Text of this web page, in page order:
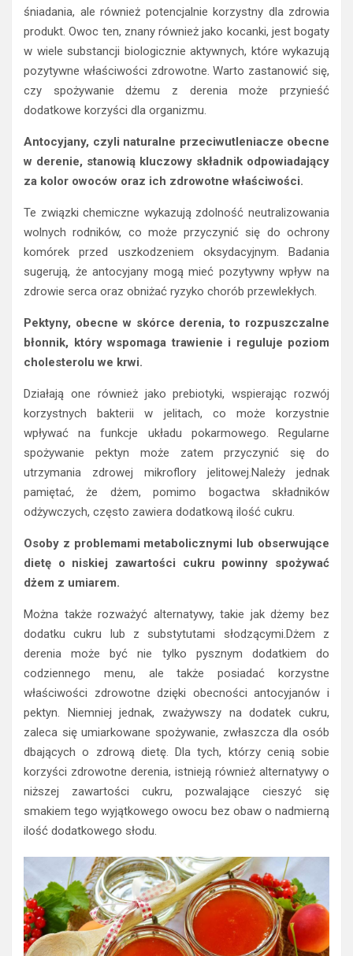
śniadania, ale również potencjalnie korzystny dla zdrowia
produkt. Owoc ten, znany również jako kocanki, jest bogaty
w wiele substancji biologicznie aktywnych, które wykazują
pozytywne właściwości zdrowotne. Warto zastanowić się,
czy spożywanie dżemu z derenia może przynieść
dodatkowe korzyści dla organizmu.
Antocyjany, czyli naturalne przeciwutleniacze obecne
w derenie, stanowią kluczowy składnik odpowiadający
za kolor owoców oraz ich zdrowotne właściwości.
Te związki chemiczne wykazują zdolność neutralizowania
wolnych rodników, co może przyczynić się do ochrony
komórek przed uszkodzeniem oksydacyjnym. Badania
sugerują, że antocyjany mogą mieć pozytywny wpływ na
zdrowie serca oraz obniżać ryzyko chorób przewlekłych.
Pektyny, obecne w skórce derenia, to rozpuszczalne
błonnik, który wspomaga trawienie i reguluje poziom
cholesterolu we krwi.
Działają one również jako prebiotyki, wspierając rozwój
korzystnych bakterii w jelitach, co może korzystnie
wpływać na funkcje układu pokarmowego. Regularne
spożywanie pektyn może zatem przyczynić się do
utrzymania zdrowej mikroflory jelitowej.Należy jednak
pamiętać, że dżem, pomimo bogactwa składników
odżywczych, często zawiera dodatkową ilość cukru.
Osoby z problemami metabolicznymi lub obserwujące
dietę o niskiej zawartości cukru powinny spożywać
dżem z umiarem.
Można także rozważyć alternatywy, takie jak dżemy bez
dodatku cukru lub z substytutami słodzącymi.Dżem z
derenia może być nie tylko pysznym dodatkiem do
codziennego menu, ale także posiadać korzystne
właściwości zdrowotne dzięki obecności antocyjanów i
pektyn. Niemniej jednak, zważywszy na dodatek cukru,
zaleca się umiarkowane spożywanie, zwłaszcza dla osób
dbających o zdrową dietę. Dla tych, którzy cenią sobie
korzyści zdrowotne derenia, istnieją również alternatywy o
niższej zawartości cukru, pozwalające cieszyć się
smakiem tego wyjątkowego owocu bez obaw o nadmierną
ilość dodatkowego słodu.